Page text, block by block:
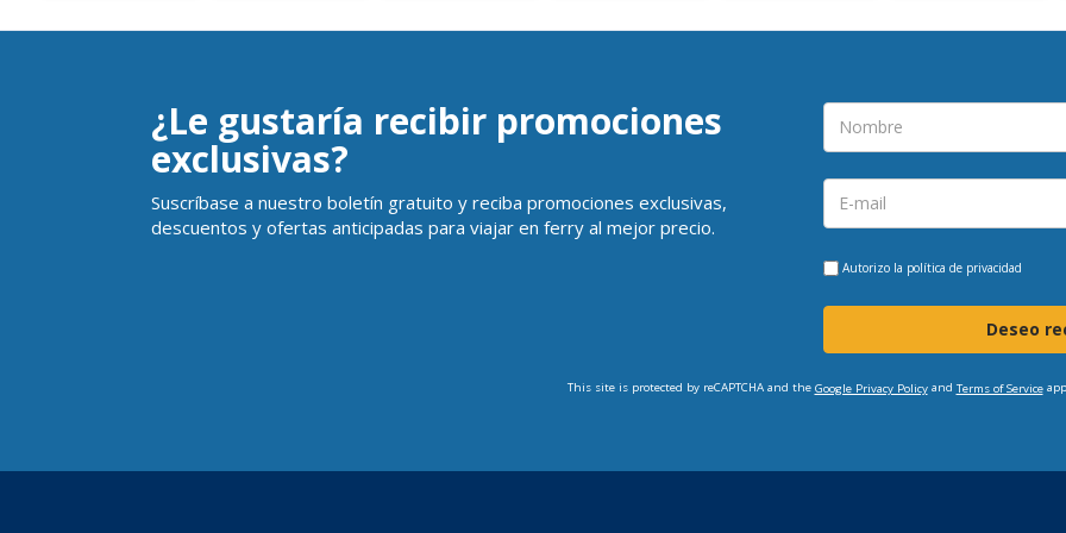
¿Le gustaría recibir promociones
exclusivas?
Suscríbase a nuestro boletín gratuito y reciba promociones exclusivas,
descuentos y ofertas anticipadas para viajar en ferry al mejor precio.
Autorizo la política de privacidad
Deseo
This site is protected by reCAPTCHA and the Google Privacy Policyand Terms of Service